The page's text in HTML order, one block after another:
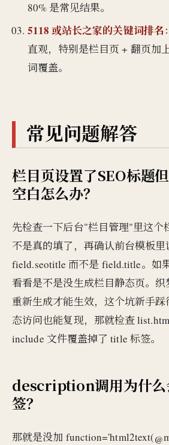
80% 是常见结果。
5118 或站长之家的关键词排名
直观，特别是栏目页 + 翻页加
词覆盖。
常见问题解答
栏目页设置了SEO标题
空白怎么办？
先检查一下后台"栏目管理"里这个
不是真的填了，再确认前台模板里
field.seotitle 而不是 field.title。如
看看是不是没生成栏目静态页。
重新生成才能生效，这个坑新手
态访问也能复现，那就检查
include 文件覆盖掉了 title 标签。
description调用为什
签？
那就是没加